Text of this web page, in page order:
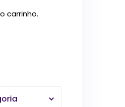
carrinho.